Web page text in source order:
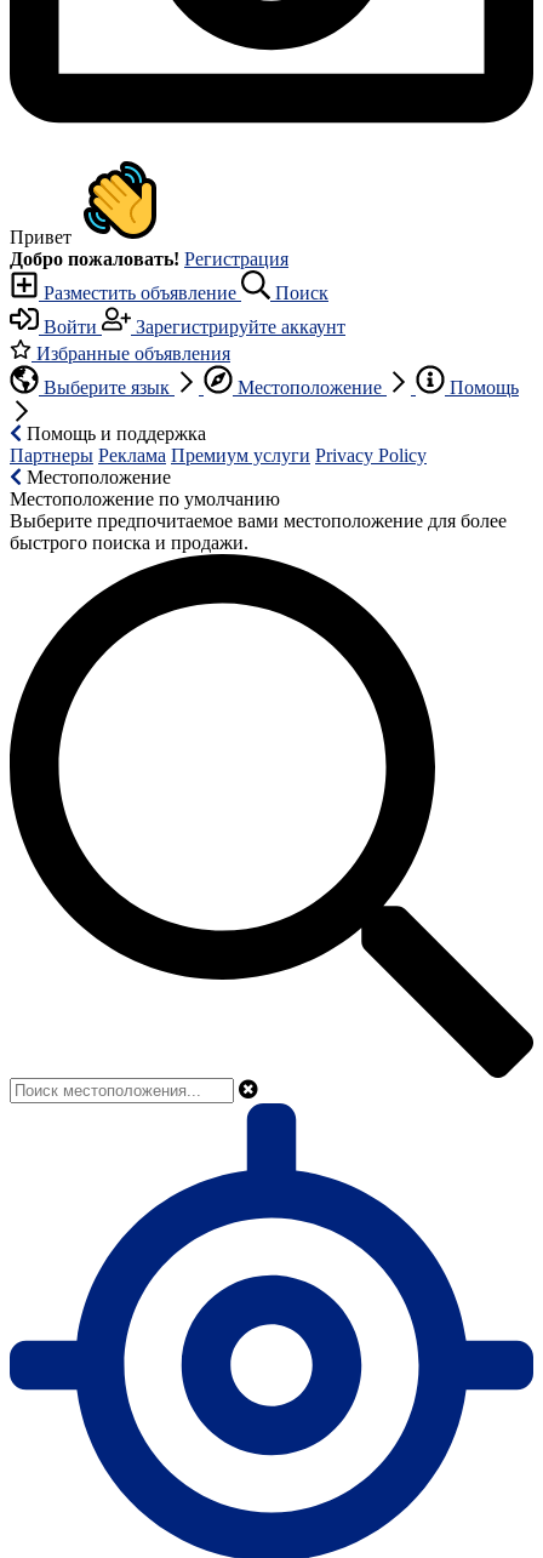
Привет
Добро пожаловать! Регистрация
Разместить объявление
Поиск
Войти
Зарегистрируйте аккаунт
Избранные объявления
Выберите язык
Местоположение Помощь
Помощь и поддержка
Партнеры Реклама Премиум услуги Privacy Policy
Местоположение
Местоположение по умолчанию
Выберите предпочитаемое вами местоположение для более
быстрого поиска и продажи.